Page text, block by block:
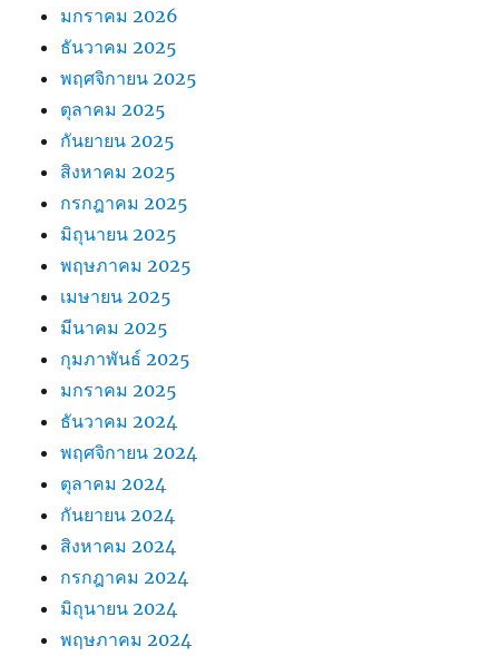
มกราคม 2026
ธันวาคม 2025
พฤศจิกายน 2025
ตุลาคม 2025
กันยายน 2025
สิงหาคม 2025
กรกฎาคม 2025
มิถุนายน 2025
พฤษภาคม 2025
เมษายน 2025
มีนาคม 2025
กุมภาพันธ์ 2025
มกราคม 2025
ธันวาคม 2024
พฤศจิกายน 2024
ตุลาคม 2024
กันยายน 2024
สิงหาคม 2024
กรกฎาคม 2024
มิถุนายน 2024
พฤษภาคม 2024